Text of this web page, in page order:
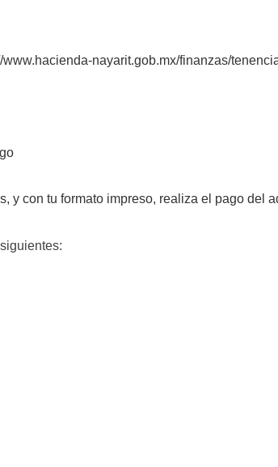
www.hacienda-nayarit.gob.mx/finanzas/
y con tu formato impreso, realiza el pago del